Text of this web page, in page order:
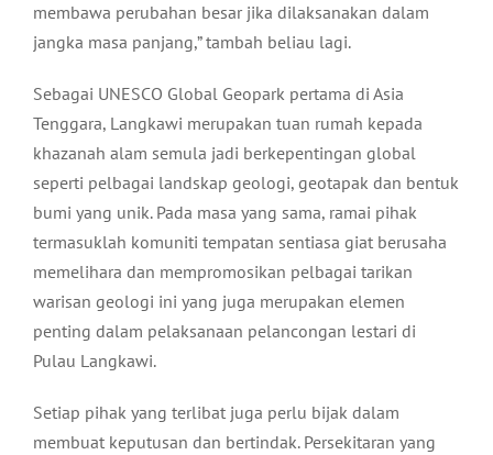
membawa perubahan besar jika dilaksanakan dalam
jangka masa panjang,” tambah beliau lagi.
Sebagai UNESCO Global Geopark pertama di Asia
Tenggara, Langkawi merupakan tuan rumah kepada
khazanah alam semula jadi berkepentingan global
seperti pelbagai landskap geologi, geotapak dan bentuk
bumi yang unik. Pada masa yang sama, ramai pihak
termasuklah komuniti tempatan sentiasa giat berusaha
memelihara dan mempromosikan pelbagai tarikan
warisan geologi ini yang juga merupakan elemen
penting dalam pelaksanaan pelancongan lestari di
Pulau Langkawi.
Setiap pihak yang terlibat juga perlu bijak dalam
membuat keputusan dan bertindak. Persekitaran yang